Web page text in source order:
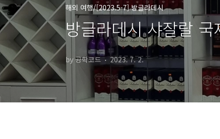
해외 여행/[2023.5-7] 방글라데시
방글라데시 샤잘랄 국
by 공학코드 2023. 7. 2.